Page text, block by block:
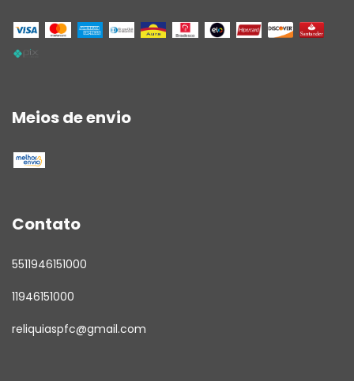
Meios de envio
Contato
5511946151000
11946151000
reliquiaspfc@gmail.com